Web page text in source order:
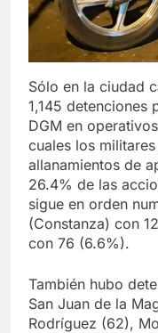
Sólo en la ciudad
1,145 detenciones
DGM en
cuales los
allanamientos de
26.4% de las
sigue en orden
(Constanza) con
con 76 (6.6%).
También hubo
San Juan de la
Rodríguez (62),